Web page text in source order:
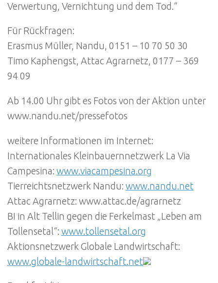
Verwertung, Vernichtung und dem Tod.“
Für Rückfragen:
Erasmus Müller, Nandu, 0151 – 10 70 50 30
Timo Kaphengst, Attac Agrarnetz, 0177 – 369
94 09
Ab 14.00 Uhr gibt es Fotos von der Aktion unter
www.nandu.net/pressefotos
weitere Informationen im Internet:
Internationales Kleinbauernnetzwerk La Via
Campesina: www.viacampesina.org
Tierreichtsnetzwerk Nandu: www.nandu.net
Attac Agrarnetz: www.attac.de/agrarnetz
BI in Alt Tellin gegen die Ferkelmast „Leben am
Tollensetal“: www.tollensetal.org
Aktionsnetzwerk Globale Landwirtschaft:
www.globale-landwirtschaft.net